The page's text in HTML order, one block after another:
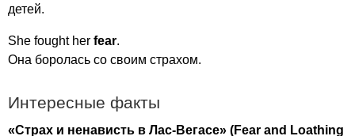
детей.
She fought her fear.
Она боролась со своим страхом.
Интересные факты
«Страх и ненависть в Лас-Вегасе» (Fear and Loathing